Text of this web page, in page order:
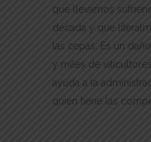
que llevamos
década y que
las cepas. Es un
y miles de
ayuda a la
quien tiene las